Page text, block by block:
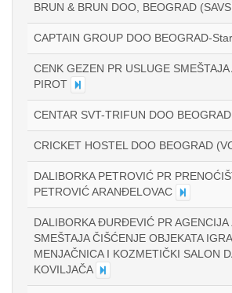
BRUN & BRUN DOO, BEOGRAD
CAPTAIN GROUP DOO BEOGRAD-
CENK GEZEN PR USLUGE SMEŠTAJA
PIROT
CENTAR SVT-TRIFUN DOO
CRICKET HOSTEL DOO BEOGRAD
DALIBORKA PETROVIĆ PR
PETROVIĆ ARANĐELOVAC
DALIBORKA ĐURĐEVIĆ PR AGENCIJA
SMEŠTAJA ČIŠĆENJE OBJEKATA
MENJAČNICA I KOZMETIČKI SALON
KOVILJAČA